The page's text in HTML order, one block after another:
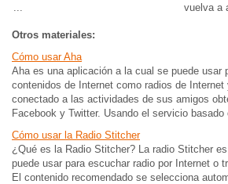
...
vuelva a
Otros materiales:
Cómo usar Aha
Aha es una aplicación a la cual se puede usar
contenidos de Internet como radios de
conectado a las actividades de sus amigos
Facebook y Twitter. Usando el servicio
Cómo usar la Radio Stitcher
¿Qué es la Radio Stitcher? La radio Stitcher
puede usar para escuchar radio por Internet o
El contenido recomendado se selecciona